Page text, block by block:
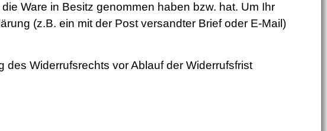
Ware in Besitz genommen haben bzw. hat. Um Ihr
(z.B. ein mit der Post versandter Brief oder E-Mail)
Widerrufsrechts vor Ablauf der Widerrufsfrist